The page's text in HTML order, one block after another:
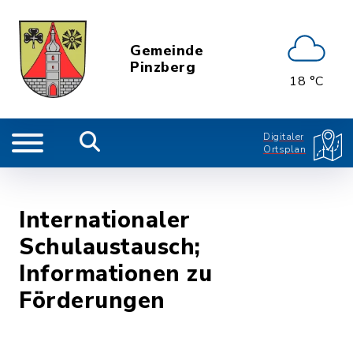
Gemeinde
Pinzberg
18 °C
Digitaler
Ortsplan
Internationaler
Schulaustausch;
Informationen zu
Förderungen